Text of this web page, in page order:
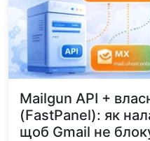
Mailgun API +
(FastPanel): як
щоб Gmail не